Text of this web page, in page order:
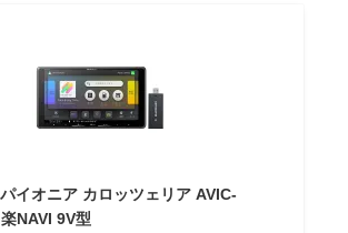
イオニア カロッツェリア AVIC-
NAVI 9V型